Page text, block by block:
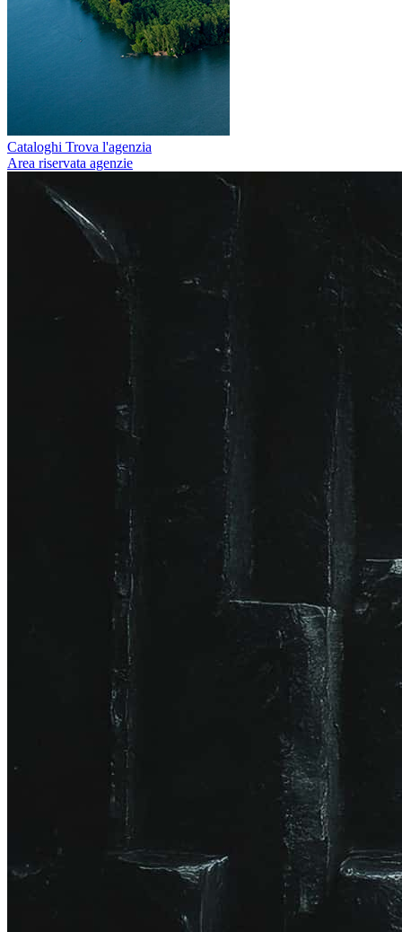
Cataloghi Trova l'agenzia
Area riservata agenzie